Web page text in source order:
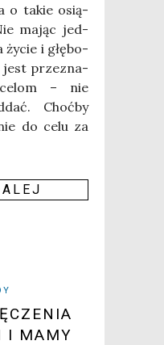
o takie osią­
mając jed­
życie i głę­bo­
jest prze­zna­
– nie
Choć­by
do celu za
I MAMY